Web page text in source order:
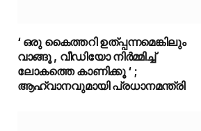
‘ ഒരു കൈത്തറി ഉത്പ്പന്നമെങ്കിലും
വാങ്ങൂ , വീഡിയോ നിർമ്മിച്ച്
ലോകത്തെ കാണിക്കൂ ‘ ;
ആഹ്വാനവുമായി പ്രധാനമന്ത്രി